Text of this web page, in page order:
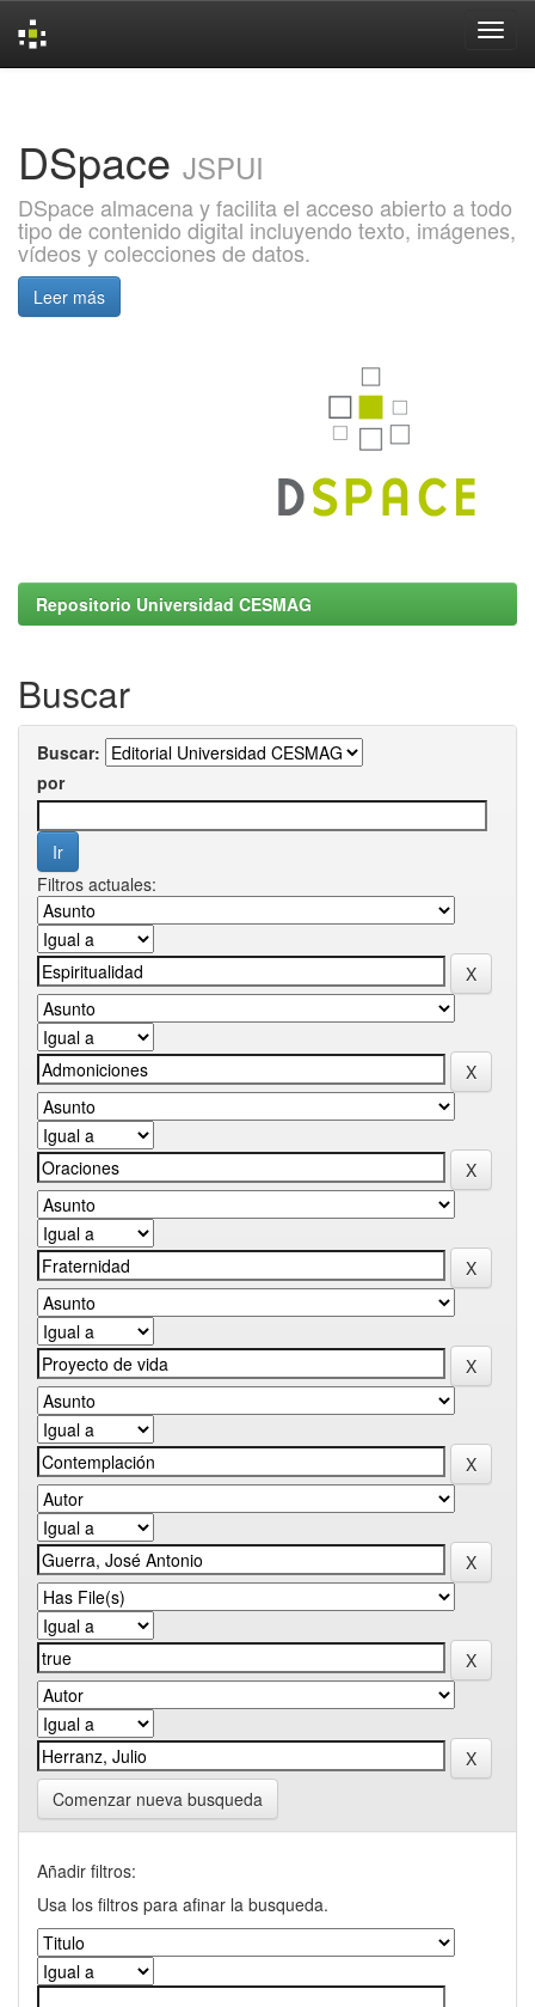
DSpace JSPUI
DSpace almacena y facilita el acceso abierto a todo
tipo de contenido digital incluyendo texto, imágenes,
vídeos y colecciones de datos.
Leer más
Repositorio Universidad CESMAG
Buscar
Buscar:
por
Filtros actuales:
Comenzar nueva busqueda
Añadir filtros:
Usa los filtros para afinar la busqueda.